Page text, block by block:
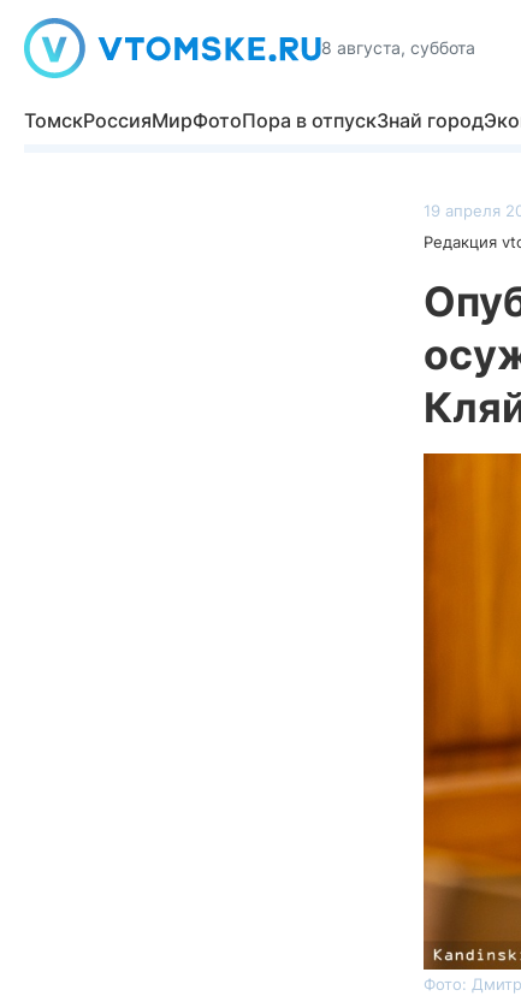
8 августа, суббота
ТомскРоссияМирФотоПора в отпускЗнай город
19 апреля
Редакция
Фото: